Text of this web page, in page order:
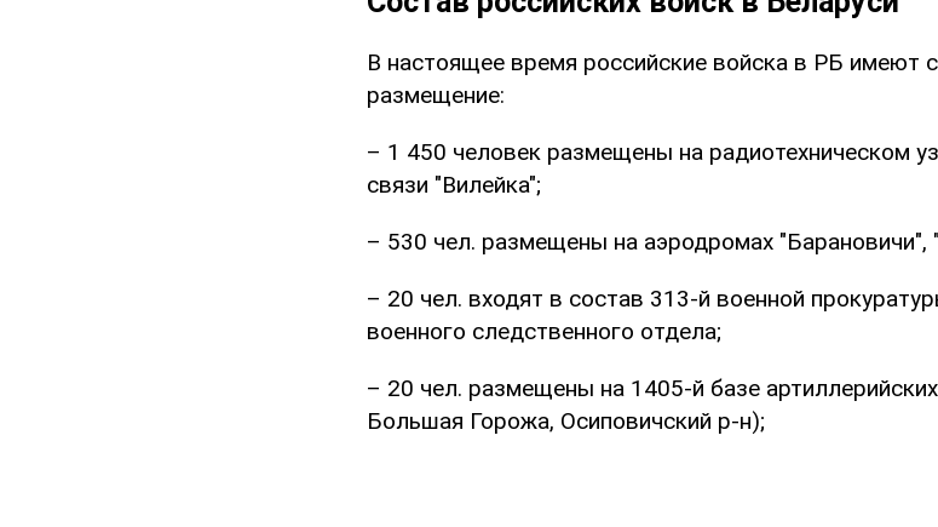
В настоящее время российские войска в РБ имеют
размещение:
– 1 450 человек размещены на радиотехническом
связи "Вилейка";
– 530 чел. размещены на аэродромах "Барановичи",
– 20 чел. входят в состав 313-й военной
военного следственного отдела;
– 20 чел. размещены на 1405-й базе
Большая Горожа, Осиповичский р-н);